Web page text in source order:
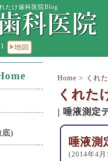
たけ歯科医院Blog
底)
Home > くれ
くれた
| 唾液測定
唾液測
(2014年4